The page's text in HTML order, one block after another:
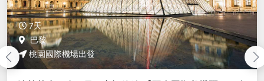
7天
桃園國際機場出發